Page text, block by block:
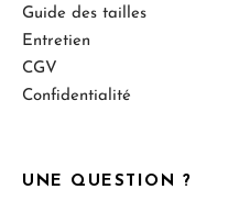
UNE QUESTION ?
Guide des tailles
Entretien
CGV
Confidentialité